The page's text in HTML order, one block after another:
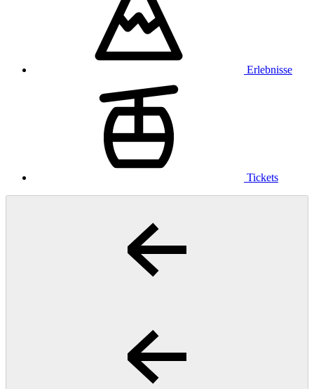
Erlebnisse
Tickets